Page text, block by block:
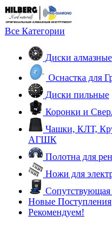
Все Категории
Диски алмазные
Оснастка для
Диски пильные
Коронки и
Чашки, КЛТ,
АГШК
Полотна для
Ножи для
Сопутствующая
Новые Поступления
Рекомендуем!